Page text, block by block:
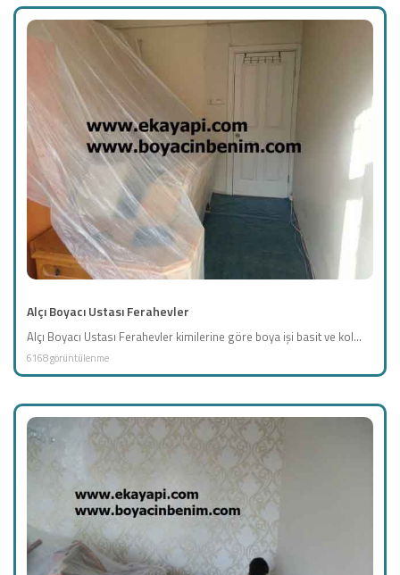
Alçı Boyacı Ustası Ferahevler
Alçı Boyacı Ustası Ferahevler kimilerine göre boya işi basit ve kol...
6168 görüntülenme